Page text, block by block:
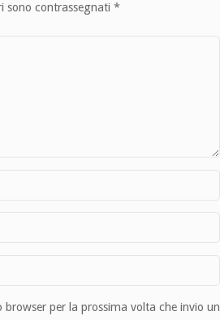
sono contrassegnati*
per la prossima volta che invio un